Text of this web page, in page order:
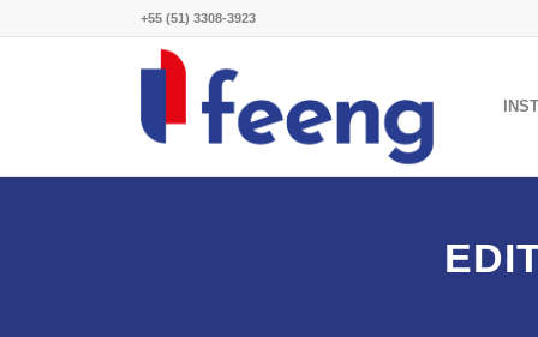
+55 (51) 3308-3923